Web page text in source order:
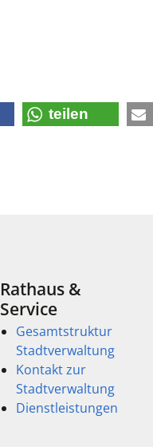
teilen
Rathaus &
Service
Gesamtstruktur
Stadtverwaltung
Kontakt zur
Stadtverwaltung
Dienstleistungen